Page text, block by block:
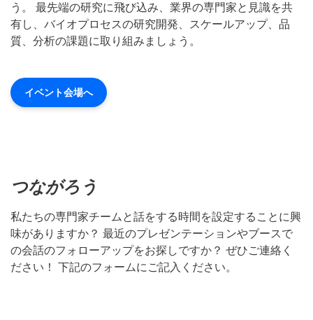
う。 最先端の研究に飛び込み、業界の専門家と見識を共
有し、バイオプロセスの研究開発、スケールアップ、品
質、分析の課題に取り組みましょう。
イベント会場へ
つながろう
私たちの専門家チームと話をする時間を設定することに興
味がありますか？ 最近のプレゼンテーションやブースで
の会話のフォローアップをお探しですか？ ぜひご連絡く
ださい！ 下記のフォームにご記入ください。